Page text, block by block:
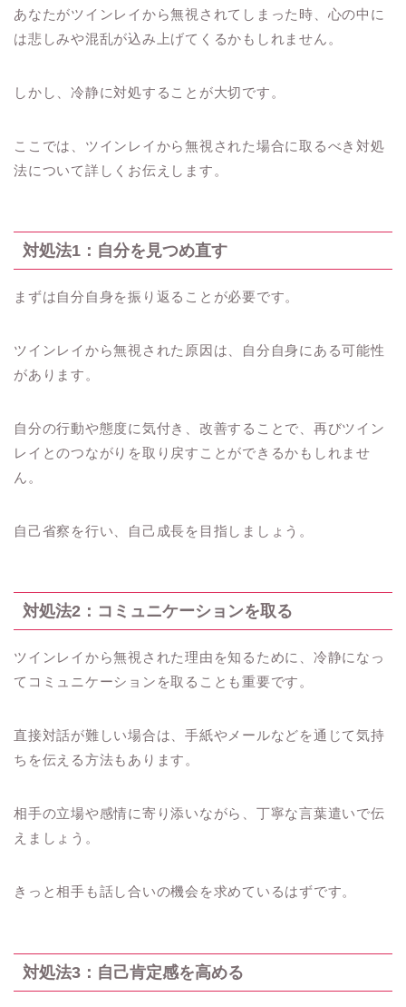
あなたがツインレイから無視されてしまった時、心の中に
は悲しみや混乱が込み上げてくるかもしれません。
しかし、冷静に対処することが大切です。
ここでは、ツインレイから無視された場合に取るべき対処
法について詳しくお伝えします。
対処法1：自分を見つめ直す
まずは自分自身を振り返ることが必要です。
ツインレイから無視された原因は、自分自身にある可能性
があります。
自分の行動や態度に気付き、改善することで、再びツイン
レイとのつながりを取り戻すことができるかもしれませ
ん。
自己省察を行い、自己成長を目指しましょう。
対処法2：コミュニケーションを取る
ツインレイから無視された理由を知るために、冷静になっ
てコミュニケーションを取ることも重要です。
直接対話が難しい場合は、手紙やメールなどを通じて気持
ちを伝える方法もあります。
相手の立場や感情に寄り添いながら、丁寧な言葉遣いで伝
えましょう。
きっと相手も話し合いの機会を求めているはずです。
対処法3：自己肯定感を高める